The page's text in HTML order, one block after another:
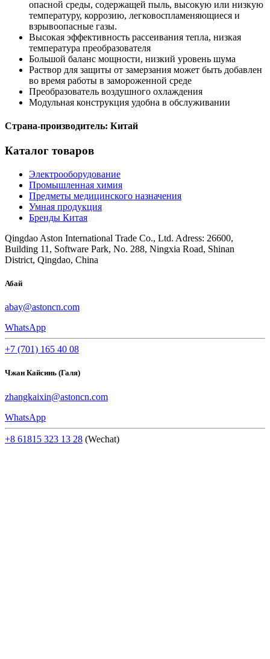
опасной среды, содержащей пыль, высокую или низкую
температуру, коррозию, легковоспламеняющиеся и
взрывоопасные газы.
Высокая эффективность рассеивания тепла, низкая
температура преобразователя
Большой баланс мощности, низкий уровень шума
Раствор для защиты от замерзания может быть добавлен
во время работы в замороженной среде
Преобразователь воздушного охлаждения
Модульная конструкция удобна в обслуживании
Страна-производитель: Китай
Каталог товаров
Электрооборудование
Промышленная химия
Предметы медицинского назначения
Умная продукция
Бренды Китая
Qingdao Aston International Trade Co., Ltd. Adress: 26600,
Building 11, Software Park, No. 288, Ningxia Road, Shinan
District, Qingdao, China
Абай
abay@astoncn.com
WhatsApp
+7 (701) 165 40 08
Чжан Кайсинь (Галя)
zhangkaixin@astoncn.com
WhatsApp
+8 61815 323 13 28 (Wechat)